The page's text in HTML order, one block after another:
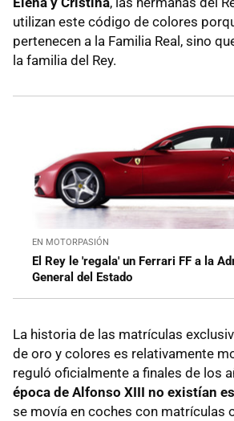
utilizan este código de colores
pertenecen a la Familia Real, sino
la familia del Rey.
EN MOTORPASIÓN
El Rey le 'regala' un Ferrari FF a la
General del Estado
La historia de las matrículas
de oro y colores es relativamente
reguló oficialmente a finales de los
época de Alfonso XIII no existían
se movía en coches con matrículas